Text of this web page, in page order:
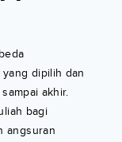
dipilih dan
akhir.
bagi
angsuran